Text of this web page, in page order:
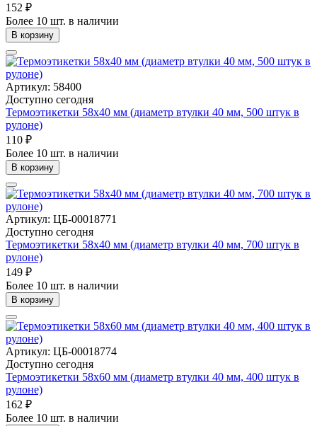
152 ₽
Более 10 шт. в наличии
В корзину
Артикул: 58400
Доступно сегодня
Термоэтикетки 58x40 мм (диаметр втулки 40 мм, 500 штук в
рулоне)
110 ₽
Более 10 шт. в наличии
В корзину
Артикул: ЦБ-00018771
Доступно сегодня
Термоэтикетки 58х40 мм (диаметр втулки 40 мм, 700 штук в
рулоне)
149 ₽
Более 10 шт. в наличии
В корзину
Артикул: ЦБ-00018774
Доступно сегодня
Термоэтикетки 58х60 мм (диаметр втулки 40 мм, 400 штук в
рулоне)
162 ₽
Более 10 шт. в наличии